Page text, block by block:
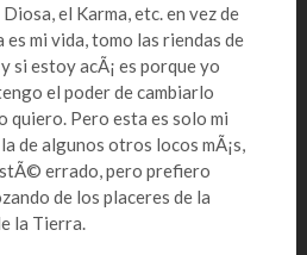
Diosa, el Karma, etc. en vez de
es mi vida, tomo las riendas de
si estoy acÃ¡ es porque yo
el poder de cambiarlo
quiero. Pero esta es solo mi
de algunos otros locos mÃ¡s,
errado, pero prefiero
de los placeres de la
la Tierra.